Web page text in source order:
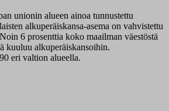
unionin alueen ainoa tunnustettu
alkuperäiskansa-asema on vahvistettu
Noin 6 prosenttia koko maailman väestöstä
kuuluu alkuperäiskansoihin.
eri valtion alueella.